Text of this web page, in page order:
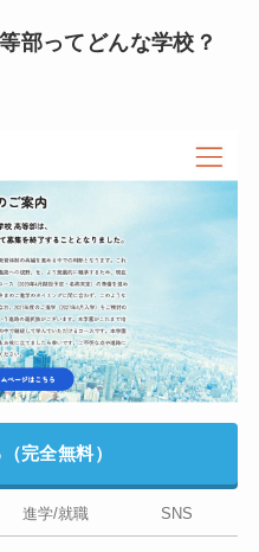
部ってどんな学校？
完全無料）
進学/就職 SNS